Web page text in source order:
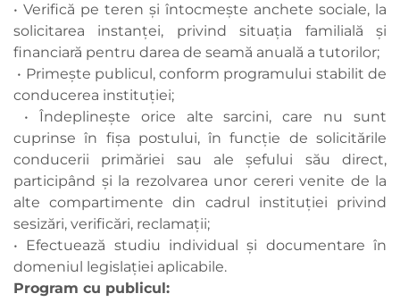
• Verifică pe teren şi întocmeşte anchete sociale, la
solicitarea instanţei, privind situaţia familială şi
financiară pentru darea de seamă anuală a tutorilor;
• Primeşte publicul, conform programului stabilit de
conducerea instituției;
• Îndeplineşte orice alte sarcini, care nu sunt
cuprinse în fişa postului, în funcţie de solicitările
conducerii primăriei sau ale şefului său direct,
participând şi la rezolvarea unor cereri venite de la
alte compartimente din cadrul instituţiei privind
sesizări, verificări, reclamaţii;
• Efectuează studiu individual și documentare în
domeniul legislației aplicabile.
Program cu publicul: